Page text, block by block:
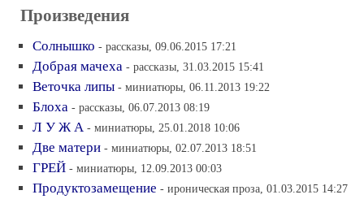
Произведения
Солнышко - рассказы, 09.06.2015 17:21
Добрая мачеха - рассказы, 31.03.2015 15:41
Веточка липы - миниатюры, 06.11.2013 19:22
Блоха - рассказы, 06.07.2013 08:19
Л У Ж А - миниатюры, 25.01.2018 10:06
Две матери - миниатюры, 02.07.2013 18:51
ГРЕЙ - миниатюры, 12.09.2013 00:03
Продуктозамещение - ироническая проза, 01.03.2015 14:27